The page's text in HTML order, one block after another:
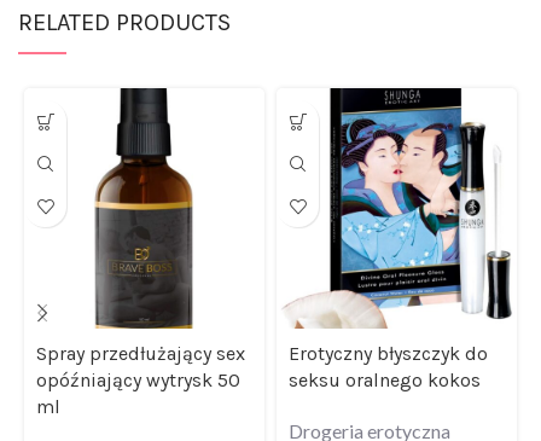
RELATED PRODUCTS
Spray przedłużający sex
opóźniający wytrysk 50
ml
Erotyczny błyszczyk do
seksu oralnego kokos
Drogeria erotyczna